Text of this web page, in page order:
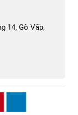
14, Gò Vấp,